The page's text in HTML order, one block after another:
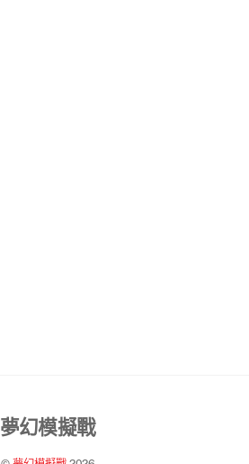
Back
夢幻模擬戰